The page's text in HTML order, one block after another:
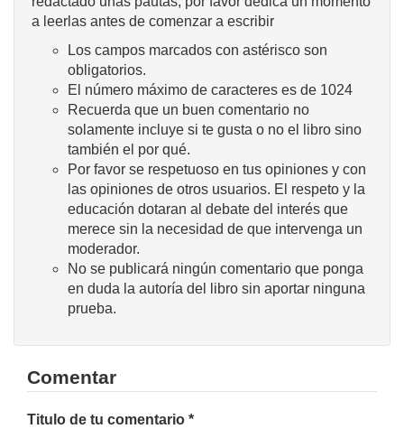
a leerlas antes de comenzar a escribir
Los campos marcados con astérisco son
obligatorios.
El número máximo de caracteres es de 1024
Recuerda que un buen comentario no
solamente incluye si te gusta o no el libro sino
también el por qué.
Por favor se respetuoso en tus opiniones y con
las opiniones de otros usuarios. El respeto y la
educación dotaran al debate del interés que
merece sin la necesidad de que intervenga un
moderador.
No se publicará ningún comentario que ponga
en duda la autoría del libro sin aportar ninguna
prueba.
Comentar
Titulo de tu comentario *